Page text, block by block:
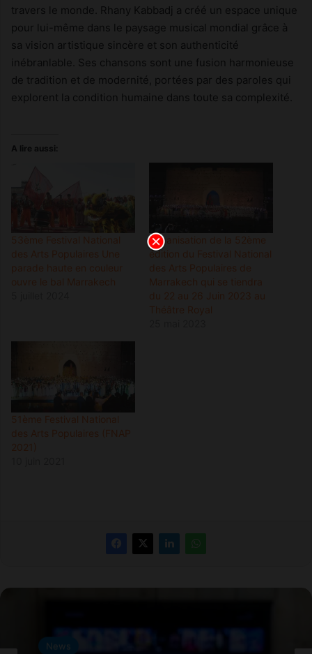
travers le monde. Rhany Kabbadj a créé un espace unique
pour lui-même dans le paysage musical mondial grâce à
sa vision artistique sincère et son authenticité
inébranlable. Ses chansons sont une fusion harmonieuse
de tradition et de modernité, portées par des paroles qui
explorent la condition humaine dans toute sa complexité.
A lire aussi:
53ème Festival National
des Arts Populaires Une
parade haute en couleur
ouvre le bal Marrakech
Organisation de la 52ème
édition du Festival National
des Arts Populaires de
Marrakech qui se tiendra
du 22 au 26 Juin 2023 au
Théâtre Royal
51ème Festival National
des Arts Populaires (FNAP
2021)
News